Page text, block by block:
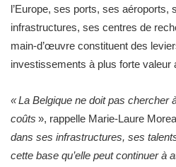
l’Europe, ses ports, ses aéroports,
infrastructures, ses centres de
main-d’œuvre constituent des
investissements à plus forte valeur
« La Belgique ne doit pas chercher
coûts », rappelle Marie-Laure
dans ses infrastructures, ses
cette base qu’elle peut continuer à